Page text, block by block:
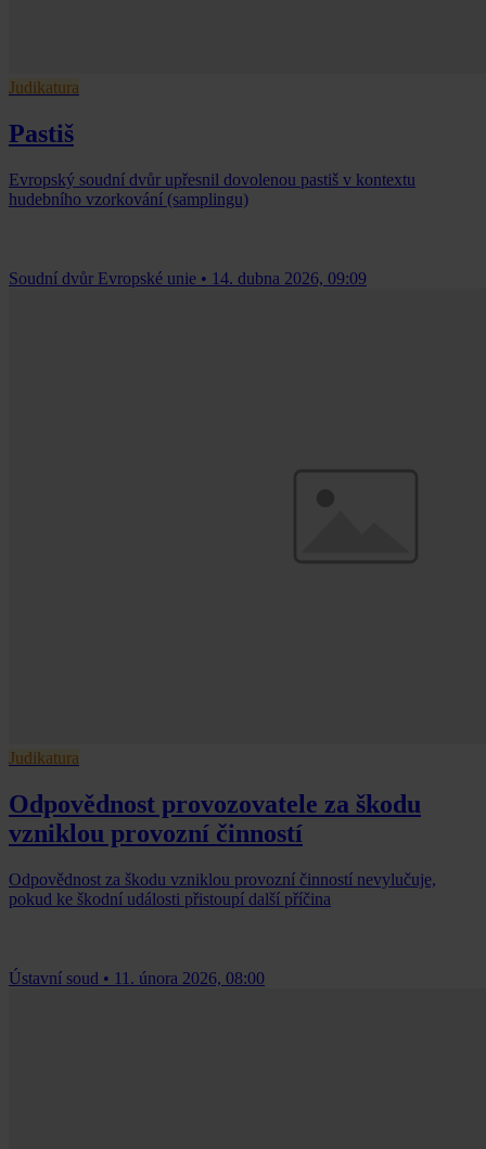
Judikatura
Pastiš
Evropský soudní dvůr upřesnil dovolenou pastiš v kontextu
hudebního vzorkování (samplingu)
Soudní dvůr Evropské unie • 14. dubna 2026, 09:09
Judikatura
Odpovědnost provozovatele za škodu
vzniklou provozní činností
Odpovědnost za škodu vzniklou provozní činností nevylučuje,
pokud ke škodní události přistoupí další příčina
Ústavní soud • 11. února 2026, 08:00